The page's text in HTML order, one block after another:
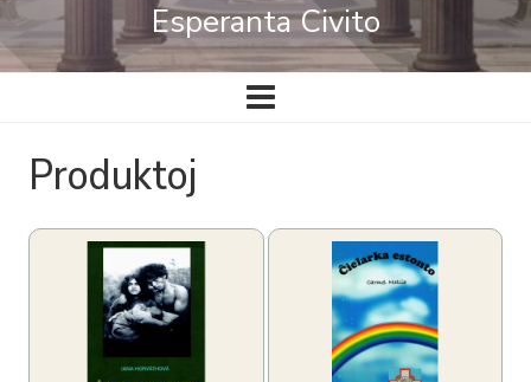
Esperanta Civito
Ĉefa
navigado
Produktoj